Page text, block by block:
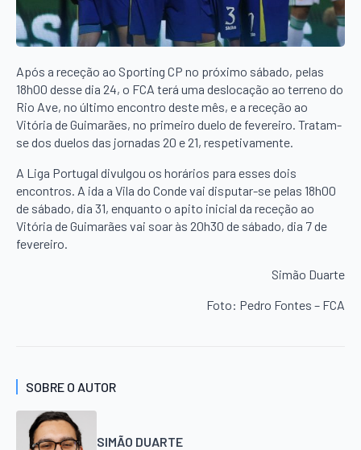
Após a receção ao Sporting CP no próximo sábado, pelas
18h00 desse dia 24, o FCA terá uma deslocação ao terreno do
Rio Ave, no último encontro deste mês, e a receção ao
Vitória de Guimarães, no primeiro duelo de fevereiro. Tratam-
se dos duelos das jornadas 20 e 21, respetivamente.
A Liga Portugal divulgou os horários para esses dois
encontros. A ida a Vila do Conde vai disputar-se pelas 18h00
de sábado, dia 31, enquanto o apito inicial da receção ao
Vitória de Guimarães vai soar às 20h30 de sábado, dia 7 de
fevereiro.
Simão Duarte
Foto: Pedro Fontes – FCA
SOBRE O AUTOR
SIMÃO DUARTE